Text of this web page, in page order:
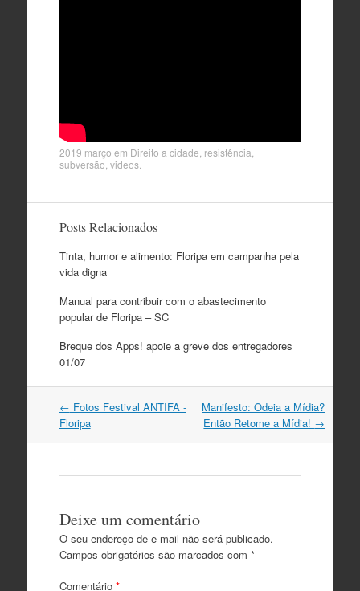
2019 março em Direito a cidade resistência
subversão videos.
Posts Relacionados
Tinta, humor e alimento: Floripa em campanha pela
vida digna
Manual para contribuir com o abastecimento
popular de Floripa – SC
Breque dos Apps! apoie a greve dos entregadores
01/07
Navegação
do
← Fotos Festival ANTIFA -
Floripa
Manifesto: Odeia a Mídia?
Então Retome a Mídia! →
Deixe um comentário
O seu endereço de e-mail não será publicado.
Campos obrigatórios são marcados com *
Comentário *